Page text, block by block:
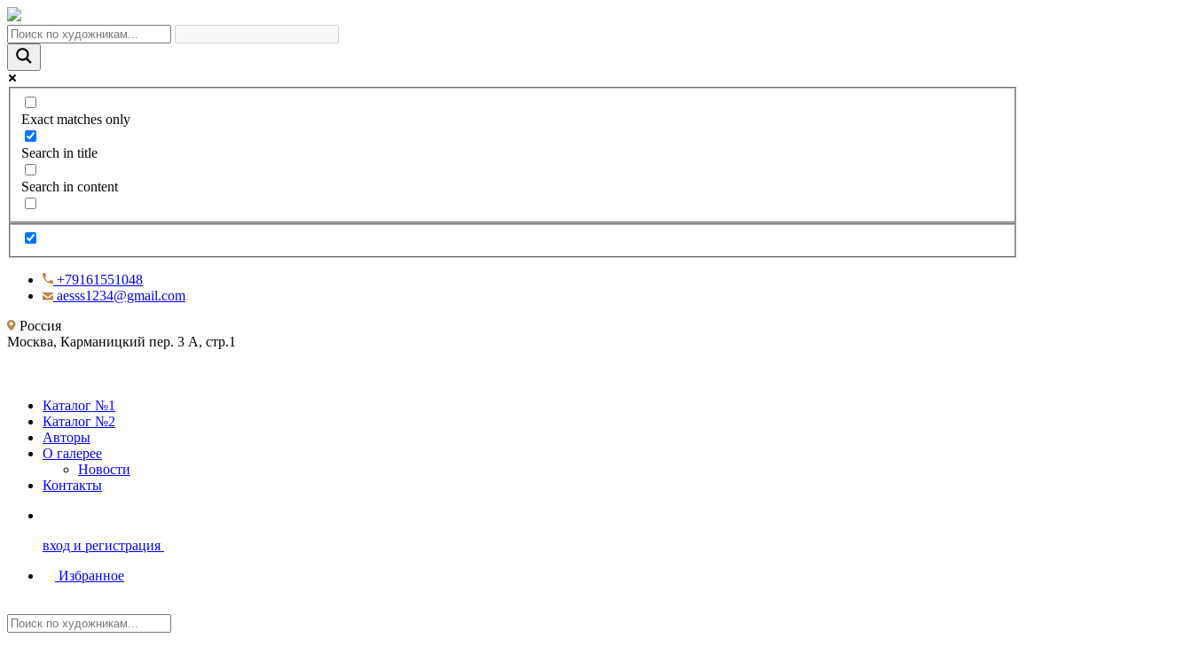
Exact matches only
Search in title
Search in content
+79161551048
aesss1234@gmail.com
Россия
Москва, Карманицкий пер. 3 А, стр.1
Каталог №1
Каталог №2
Авторы
О галерее
Новости
Контакты
вход и регистрация
Избранное